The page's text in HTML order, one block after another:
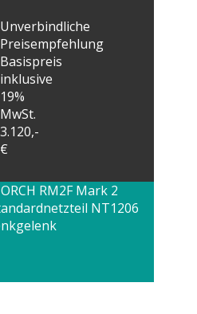
Unverbindliche
Preisempfehlung
Basispreis
inklusive
19%
MwSt.
3.120,-
€
RM2F Mark 2
NT1206